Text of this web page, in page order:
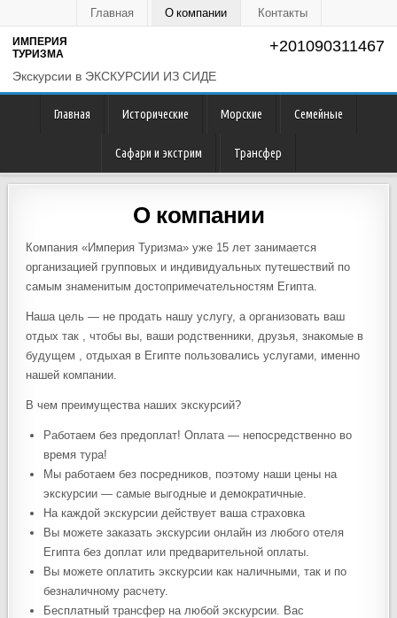
Главная О компании Контакты
ИМПЕРИЯ
ТУРИЗМА
Экскурсии в ЭКСКУРСИИ ИЗ СИДЕ
+201090311467
Главная Исторические Морские Семейные
Сафари и экстрим Трансфер
О компании
Компания «Империя Туризма» уже 15 лет занимается
организацией групповых и индивидуальных путешествий по
самым знаменитым достопримечательностям Египта.
Наша цель — не продать нашу услугу, а организовать ваш
отдых так , чтобы вы, ваши родственники, друзья, знакомые в
будущем , отдыхая в Египте пользовались услугами, именно
нашей компании.
В чем преимущества наших экскурсий?
Работаем без предоплат! Оплата — непосредственно во
время тура!
Мы работаем без посредников, поэтому наши цены на
экскурсии — самые выгодные и демократичные.
На каждой экскурсии действует ваша страховка
Вы можете заказать экскурсии онлайн из любого отеля
Египта без доплат или предварительной оплаты.
Вы можете оплатить экскурсии как наличными, так и по
безналичному расчету.
Бесплатный трансфер на любой экскурсии. Вас